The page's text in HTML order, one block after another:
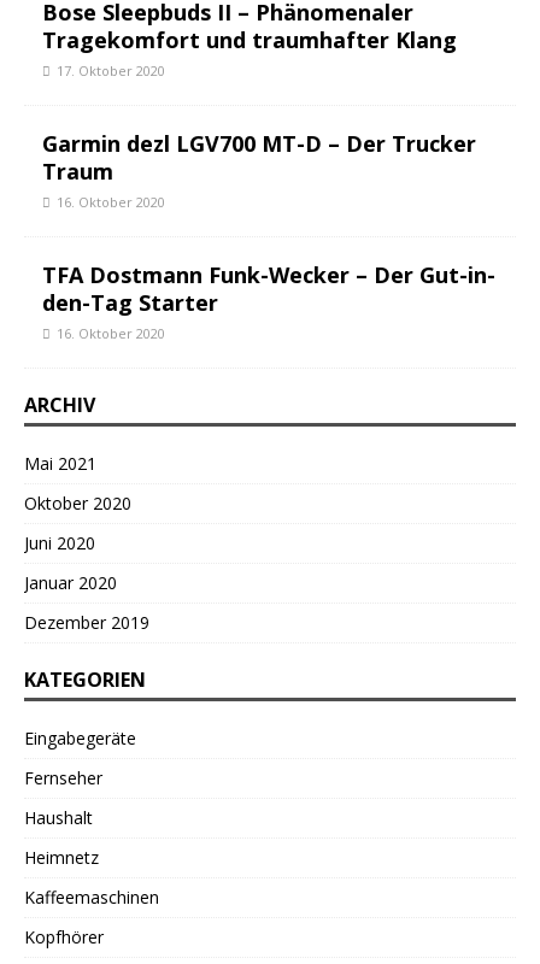
Bose Sleepbuds II – Phänomenaler
Tragekomfort und traumhafter Klang
17. Oktober 2020
Garmin dezl LGV700 MT-D – Der Trucker
Traum
16. Oktober 2020
TFA Dostmann Funk-Wecker – Der Gut-in-
den-Tag Starter
16. Oktober 2020
ARCHIV
Mai 2021
Oktober 2020
Juni 2020
Januar 2020
Dezember 2019
KATEGORIEN
Eingabegeräte
Fernseher
Haushalt
Heimnetz
Kaffeemaschinen
Kopfhörer